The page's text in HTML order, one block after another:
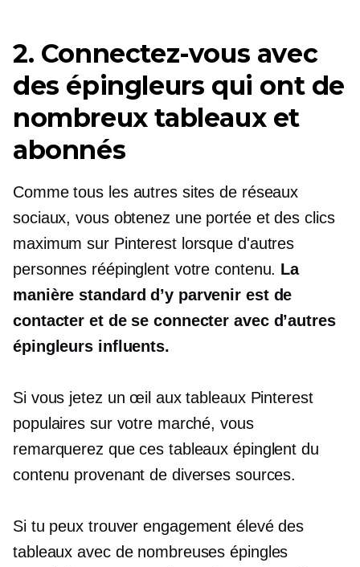
2. Connectez-vous avec
des épingleurs qui ont de
nombreux tableaux et
abonnés
Comme tous les autres sites de réseaux
sociaux, vous obtenez une portée et des clics
maximum sur Pinterest lorsque d'autres
personnes réépinglent votre contenu. La
manière standard d’y parvenir est de
contacter et de se connecter avec d’autres
épingleurs influents.
Si vous jetez un œil aux tableaux Pinterest
populaires sur votre marché, vous
remarquerez que ces tableaux épinglent du
contenu provenant de diverses sources.
Si tu peux trouverengagement élevédes
tableaux avec de nombreuses épingles